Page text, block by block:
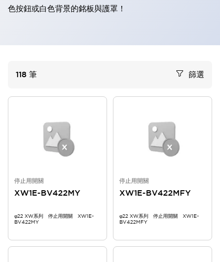
色按鈕或白色背景的銘板與護罩！
118 筆 篩選
停止用開關
XW1E-BV422MY
φ22 XW系列 停止用開關 XW1E-
BV422MY
停止用開關
XW1E-BV422MFY
φ22 XW系列 停止用開關 XW1E-
BV422MFY